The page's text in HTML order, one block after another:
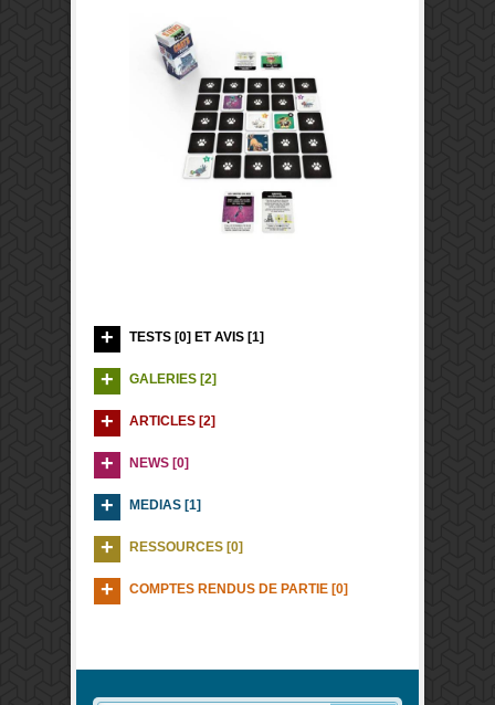
TESTS [0] ET AVIS [1]
GALERIES [2]
ARTICLES [2]
NEWS [0]
MEDIAS [1]
RESSOURCES [0]
COMPTES RENDUS DE PARTIE [0]